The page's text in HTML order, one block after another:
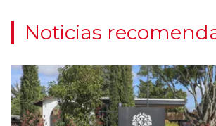
Noticias